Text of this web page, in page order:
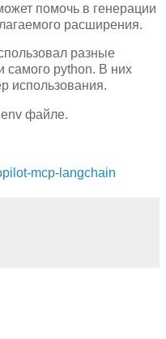
помочь в генерации
расширения.
разные
самого python. В них
использования.
файле.
mcp-langchain